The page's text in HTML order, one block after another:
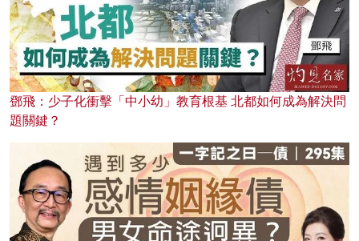
鄧飛：少子化衝擊「中小幼」教育根基 北都如何成為解決問
題關鍵？